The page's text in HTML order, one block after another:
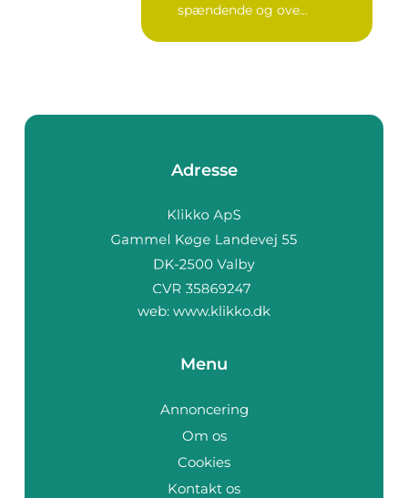
spændende og ove...
Adresse
web: www.klikko.dk
Menu
Annoncering
Om os
Cookies
Kontakt os